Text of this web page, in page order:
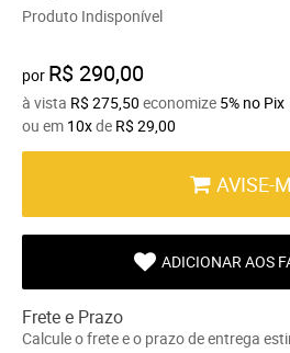
Produto Indisponível
por R$ 290,00
à vista R$ 275,50 economize 5% no Pix
ou em 10xde R$ 29,00
AVISE-
ADICIONAR AOS
Frete e Prazo
Calcule o frete e o prazo de entrega